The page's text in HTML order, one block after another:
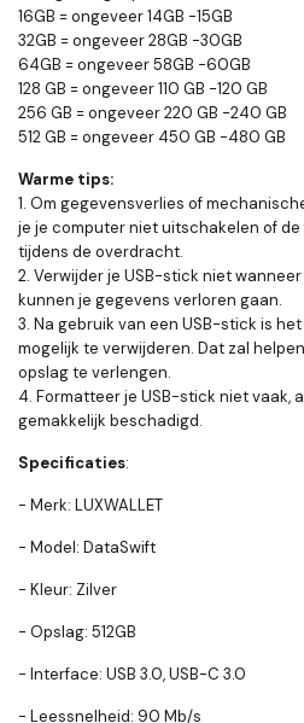
16GB = ongeveer 14GB -15GB
32GB = ongeveer 28GB -30GB
64GB = ongeveer 58GB -60GB
128 GB = ongeveer 110 GB -120 GB
256 GB = ongeveer 220 GB -240 GB
512 GB = ongeveer 450 GB -480 GB
Warme tips:
1. Om gegevensverlies of
je je computer niet uitschakelen of
tijdens de overdracht.
2. Verwijder je USB-stick niet
kunnen je gegevens verloren gaan.
3. Na gebruik van een USB-stick is
mogelijk te verwijderen. Dat zal
opslag te verlengen.
4. Formatteer je USB-stick niet vaak,
gemakkelijk beschadigd.
Specificaties:
- Merk: LUXWALLET
- Model: DataSwift
- Kleur: Zilver
- Opslag: 512GB
- Interface: USB 3.0, USB-C 3.0
- Leessnelheid: 90 Mb/s